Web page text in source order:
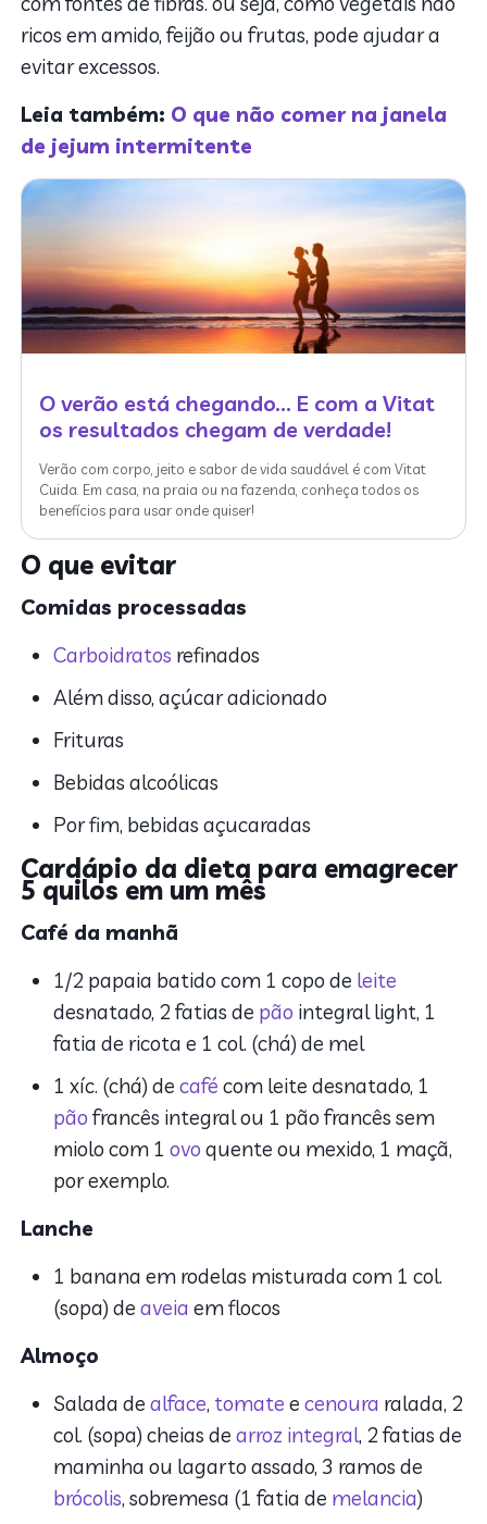
ricos em amido, feijão ou frutas, pode ajudar a
evitar excessos.
Leia também: O que não comer na janela
de jejum intermitente
O verão está chegando... E com a Vitat
os resultados chegam de verdade!
Verão com corpo, jeito e sabor de vida saudável é com Vitat
Cuida. Em casa, na praia ou na fazenda, conheça todos os
benefícios para usar onde quiser!
O que evitar
Comidas processadas
Carboidratos refinados
Além disso, açúcar adicionado
Frituras
Bebidas alcoólicas
Por fim, bebidas açucaradas
Cardápio da dieta para emagrecer
5 quilos em um mês
Café da manhã
1/2 papaia batido com 1 copo de leite
desnatado, 2 fatias de pão integral light, 1
fatia de ricota e 1 col. (chá) de mel
1 xíc. (chá) decafé com leite desnatado, 1
pão francês integral ou 1 pão francês sem
miolo com 1ovo quente ou mexido, 1 maçã,
por exemplo.
Lanche
1 banana em rodelas misturada com 1 col.
(sopa) deaveia em flocos
Almoço
Salada dealface, tomate ecenoura ralada, 2
col. (sopa) cheias dearroz integral, 2 fatias de
maminha ou lagarto assado, 3 ramos de
brócolis, sobremesa (1 fatia de melancia)